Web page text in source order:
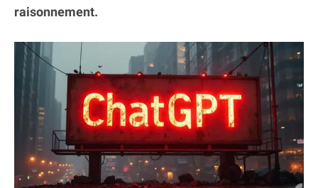
raisonnement.